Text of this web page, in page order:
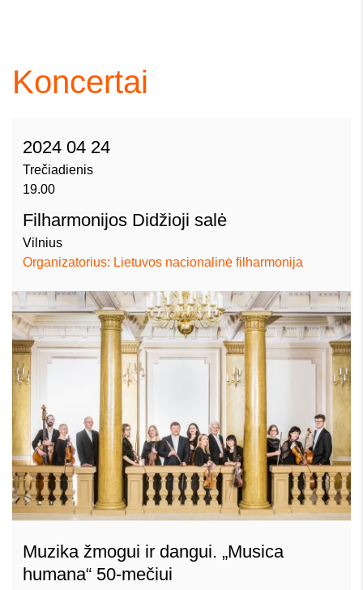
Koncertai
2024 04 24
Trečiadienis
19.00
Filharmonijos Didžioji salė
Vilnius
Organizatorius: Lietuvos nacionalinė filharmonija
Muzika žmogui ir dangui. „Musica
humana“ 50-mečiui